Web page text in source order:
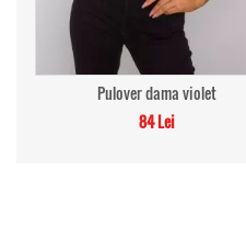
Pulover dama violet
84 Lei